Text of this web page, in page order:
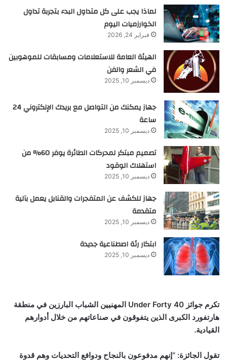
لماذا يجب على كل متداول البدء بتجربة تداول
الخوارزميات اليوم
فبراير 24, 2026
الهيئة العامة للاستعلامات ومسابقات للموهوبين
في الشعر والفن
ديسمبر 10, 2025
جهاز يمكنك من التواصل مع بريدك الإلكتروني 24
ساعة
ديسمبر 10, 2025
تصميم مبتكر لمحركات الطائرة يوفر 60% من
استهلاك الوقود
ديسمبر 10, 2025
جهاز للكشف عن المتفجرات والقنابل يعمل بآلية
متقدمة
ديسمبر 10, 2025
ابتكار رئة اصطناعية جديدة
ديسمبر 10, 2025
تكرم جوائز 40
Under Forty المهنيين الشباب البارزين في منطقة
هارتفورد الكبرى الذين يتفوقون في صناعاتهم من خلال أدوارهم
القيادية.
تقول الجائزة: “إنهم مدفوعون بالنجاح ودوافع التحديات وهم قدوة